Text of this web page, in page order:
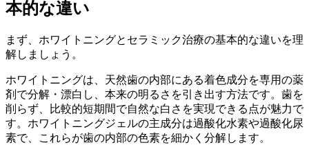
本的な違い
まず、ホワイトニングとセラミック治療の基本的な違いを理
解しましょう。
ホワイトニングは、天然歯の内部にある着色成分を専用の薬
剤で分解・漂白し、本来の明るさを引き出す方法です。歯を
削らず、比較的短期間で自然な白さを実現できる点が魅力で
す。ホワイトニングジェルの主成分は過酸化水素や過酸化尿
素で、これらが歯の内部の色素を細かく分解します。